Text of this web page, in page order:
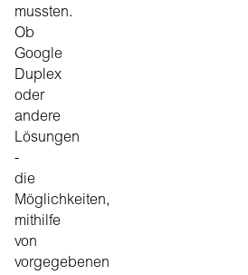
mussten.
Ob
Google
Duplex
oder
andere
Lösungen
-
die
Möglichkeiten,
mithilfe
von
vorgegebenen